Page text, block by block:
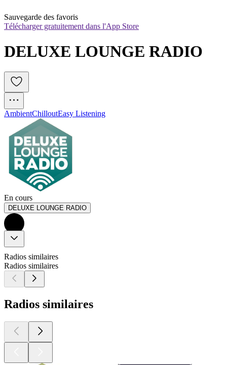
Sauvegarde des favoris
Télécharger gratuitement dans l'App Store
DELUXE LOUNGE RADIO
AmbientChilloutEasy Listening
En cours
DELUXE LOUNGE RADIO
Radios similaires
Radios similaires
Radios similaires